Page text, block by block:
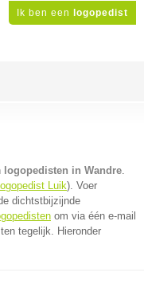
Ik ben een logopedist
logopedisten in Wandre.
logopedist Luik). Voer
dichtstbijzijnde
om via één e-mail
tegelijk. Hieronder